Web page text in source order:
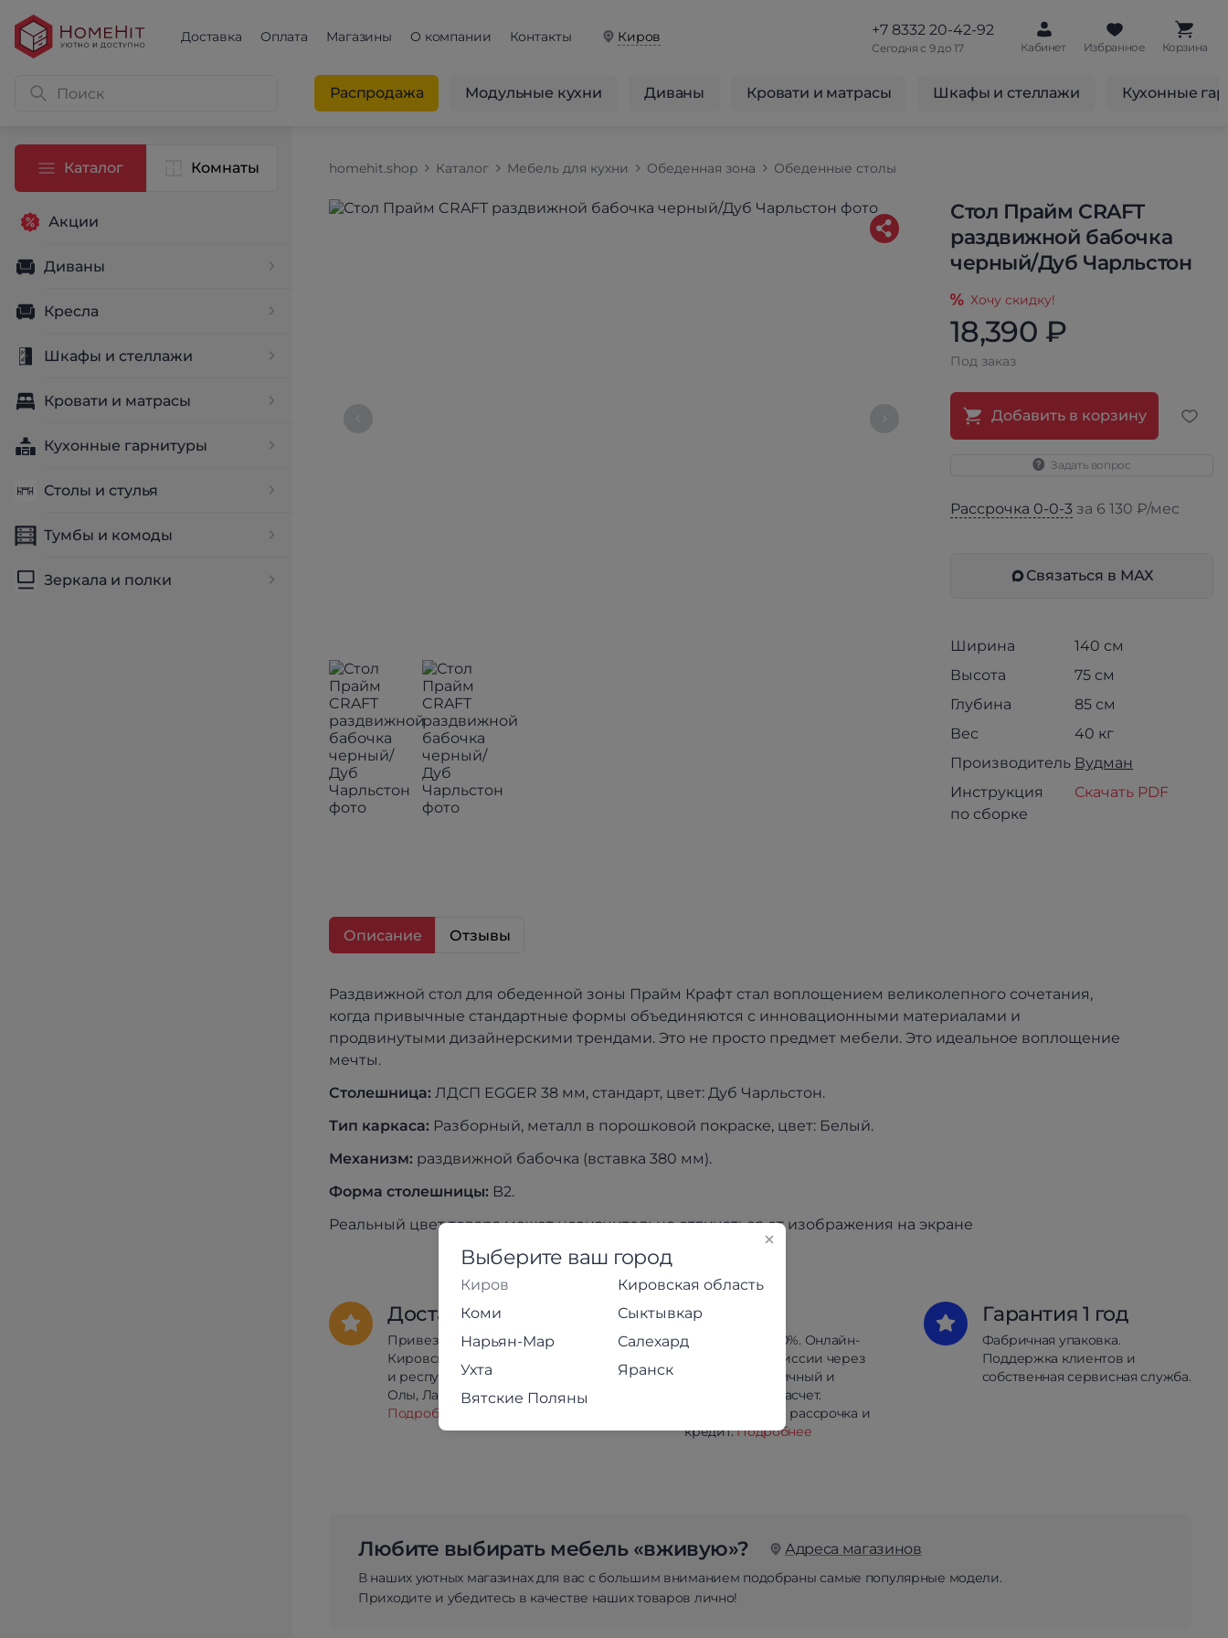
Доставка Оплата Магазины О компании Контакты Киров +7 8332 20-42-92
Сегодня с 9 до 17 Кабинет Избранное Корзина
Распродажа Модульные кухни Диваны Кровати и матрасы Шкафы и стеллажи Кухонные
Каталог Комнаты
Акции
Диваны
Кресла
Шкафы и стеллажи
Кровати и матрасы
Кухонные гарнитуры
Столы и стулья
Тумбы и комоды
Зеркала и полки
homehit.shop Каталог Мебель для кухни Обеденная зона Обеденные столы
Стол Прайм CRAFT
раздвижной бабочка
черный/Дуб Чарльстон
Хочу скидку!
18,390 ₽
Под заказ
Добавить в корзину
Задать вопрос
Рассрочка 0-0-3 за 6 130 ₽/мес
Связаться в МАХ
Ширина
140 см
Высота
75 см
Глубина
85 см
Вес
40 кг
Производитель Вудман
Инструкция
по сборке
Скачать PDF
Описание Отзывы
Раздвижной стол для обеденной зоны Прайм Крафт стал воплощением великолепного сочетания,
когда привычные стандартные формы объединяются с инновационными материалами и
продвинутыми дизайнерскими трендами. Это не просто предмет мебели. Это идеальное воплощение
мечты.
Столешница: ЛДСП EGGER 38 мм, стандарт, цвет: Дуб Чарльстон.
Тип каркаса: Разборный, металл в порошковой покраске, цвет: Белый.
Механизм: раздвижной бабочка (вставка 380 мм).
Форма столешницы: B2.
Реальный цвет товара может незначительно отличаться от изображения на экране
Доставка
Привезём в любой район
Кировской области
и республики Коми, Йошкар-
Олы, Лабытнанги и Салехарда.
Подробнее
Оплата
Предоплата 100%. Онлайн-
оплата без комиссии через
Сбербанк. Наличный и
безналичный расчет.
Беспроцентная рассрочка и
кредит.Подробнее
Гарантия 1 год
Фабричная упаковка.
Поддержка клиентов и
собственная сервисная служба.
Любите выбирать мебель «вживую»? Адреса магазинов
В наших уютных магазинах для вас с большим вниманием подобраны самые популярные модели.
Приходите и убедитесь в качестве наших товаров лично!
Выберите ваш город
Киров
Кировская область
Коми
Сыктывкар
Нарьян-Мар
Салехард
Ухта
Яранск
Вятские Поляны